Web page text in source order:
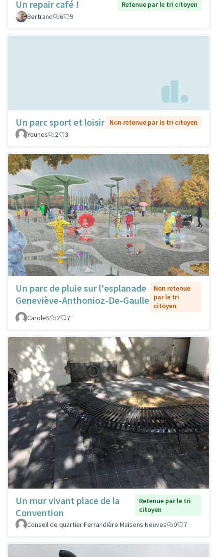
Un repair café !
Retenue par le tri citoyen
Bertrand
6 9
Un parc sport et loisir
Non retenue par le tri citoyen
Younes
2 3
Un parc de pluie sur l'esplanade
Geneviève-Anthonioz-De-Gaulle
Non retenue
par le tri
citoyen
CaroleS
2 7
Un mur vivant place de la
Convention
Retenue par le tri
citoyen
Conseil de quartier Ferrandière Maisons Neuves
0 7